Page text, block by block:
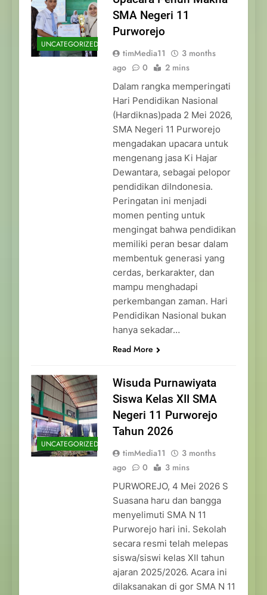
UNCATEGORIZED
SMA Negeri 11
Purworejo
timMedia11
3 months
ago
0 2 mins
Dalam rangka memperingati
Hari Pendidikan Nasional
(Hardiknas)pada 2 Mei 2026,
SMA Negeri 11 Purworejo
mengadakan upacara untuk
mengenang jasa Ki Hajar
Dewantara, sebagai pelopor
pendidikan diIndonesia.
Peringatan ini menjadi
momen penting untuk
mengingat bahwa pendidikan
memiliki peran besar dalam
membentuk generasi yang
cerdas, berkarakter, dan
mampu menghadapi
perkembangan zaman. Hari
Pendidikan Nasional bukan
hanya sekadar…
Read More
UNCATEGORIZED
Wisuda Purnawiyata
Siswa Kelas XII SMA
Negeri 11 Purworejo
Tahun 2026
timMedia11
3 months
ago
0 3 mins
PURWOREJO, 4 Mei 2026 S
Suasana haru dan bangga
menyelimuti SMA N 11
Purworejo hari ini. Sekolah
secara resmi telah melepas
siswa/siswi kelas XII tahun
ajaran 2025/2026. Acara ini
dilaksanakan di gor SMA N 11